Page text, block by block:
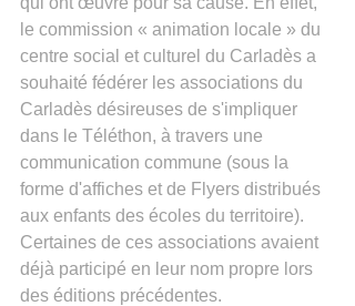
le commission « animation locale » du
centre social et culturel du Carladès a
souhaité fédérer les associations du
Carladès désireuses de s'impliquer
dans le Téléthon, à travers une
communication commune (sous la
forme d'affiches et de Flyers distribués
aux enfants des écoles du territoire).
Certaines de ces associations avaient
déjà participé en leur nom propre lors
des éditions précédentes.